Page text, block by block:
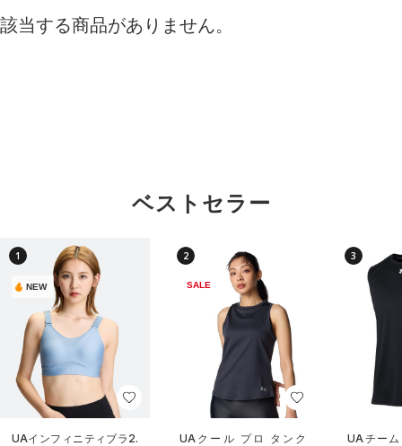
該当する商品がありません。
ベストセラー
1
NEW
UAインフィニティブラ2.
2
SALE
UAクール プロ タンク
3
UAチー